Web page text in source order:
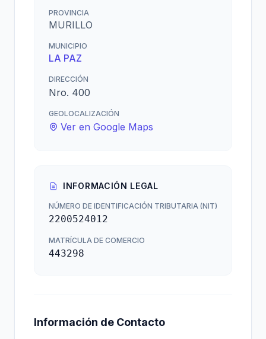
PROVINCIA
MURILLO
MUNICIPIO
LA PAZ
DIRECCIÓN
Nro. 400
GEOLOCALIZACIÓN
Ver en Google Maps
INFORMACIÓN LEGAL
NÚMERO DE IDENTIFICACIÓN TRIBUTARIA (NIT)
2200524012
MATRÍCULA DE COMERCIO
443298
Información de Contacto